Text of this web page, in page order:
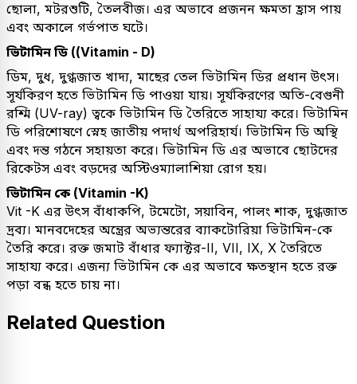
ছোলা, মটরশুটি, তৈলবীজ। এর অভাবে প্রজনন ক্ষমতা হ্রাস পায়
এবং অকালে গর্ভপাত ঘটে।
ভিটামিন ডি ((Vitamin - D)
ডিম, দুধ, দুগ্ধজাত খাদ্য, মাছের তেল ভিটামিন ডির প্রধান উৎস।
সূর্যকিরণ হতে ভিটামিন ডি পাওয়া যায়। সূর্যকিরণের অতি-বেগুনী
রশ্মি (UV-ray) ত্বকে ভিটামিন ডি তৈরিতে সাহায্য করে। ভিটামিন
ডি পরিশোষণে স্নেহ জাতীয় পদার্থ অপরিহার্য। ভিটামিন ডি অস্থি
এবং দন্ত গঠনে সহায়তা করে। ভিটামিন ডি এর অভাবে ছোটদের
রিকেটস এবং বড়দের অস্টিওম্যালাশিয়া রোগ হয়।
ভিটামিন কে (Vitamin -K)
Vit -K এর উৎস বাঁধাকপি, টমেটো, সয়াবিন, পালং শাক, দুগ্ধজাত
দ্রব্য। মানবদেহের অন্ত্রের অভ্যন্তরের ব্যাকটোরিয়া ভিটামিন-কে
তৈরি করে। রক্ত জমাট বাঁধার ফ্যাক্টর-II, VII, IX, X তৈরিতে
সাহায্য করে। এজন্য ভিটামিন কে এর অভাবে ক্ষতস্থান হতে রক্ত
পড়া বন্ধ হতে চায় না।
Related Question